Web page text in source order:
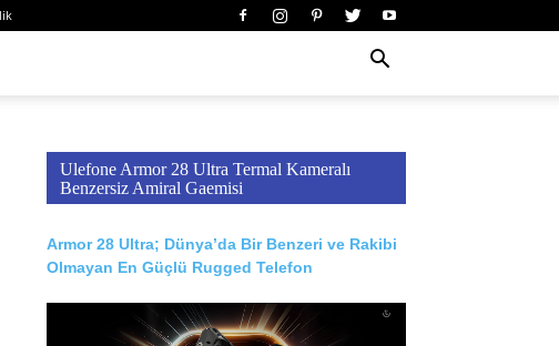
Ulefone Armor 28 Ultra Termal Kameralı
Benzersiz Amiral Gaemisi
Armor 28 Ultra; Dünya’da Bir Benzeri ve Rakibi
Olmayan En Güçlü Rugged Telefon